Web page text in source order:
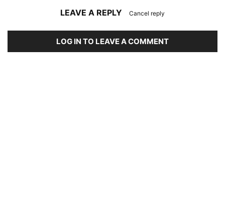
LEAVE A REPLY Cancel reply
LOG IN TO LEAVE A COMMENT